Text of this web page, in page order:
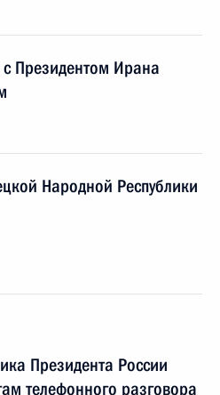
Президентом Ирана
Народной Республики
Президента России
телефонного разговора